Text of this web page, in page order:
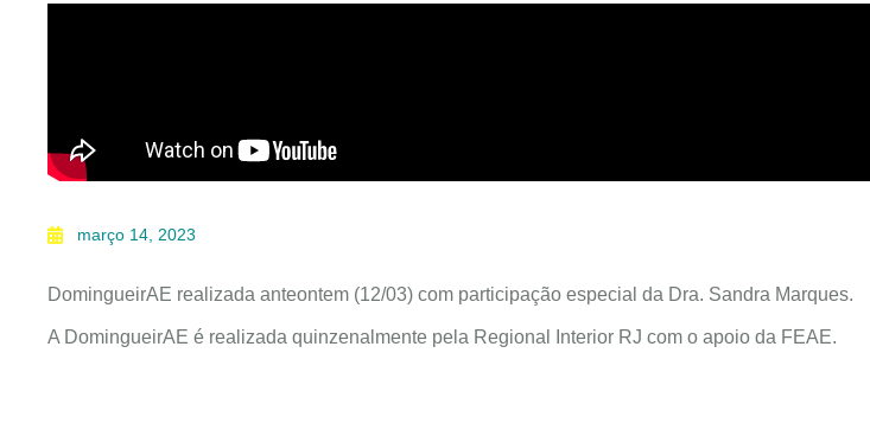
março 14, 2023
DomingueirAE realizada anteontem (12/03) com participação especial da Dra. Sandra Marques.
A DomingueirAE é realizada quinzenalmente pela Regional Interior RJ com o apoio da FEAE.